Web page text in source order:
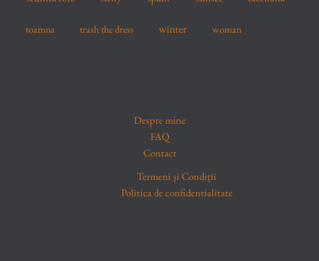
toamna trash the dress winter woman
Despre mine
FAQ
Contact
Termeni și Condiții
Politica de confidentialitate